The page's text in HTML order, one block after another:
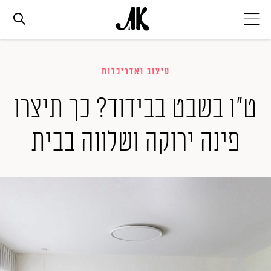
אופנה
ביוטי
ערוצים נוספים
עיצוב ואדריכלות
ט"ו בשבט בבידוד? כך תיצרו
פינה ירוקה ושלווה בבית